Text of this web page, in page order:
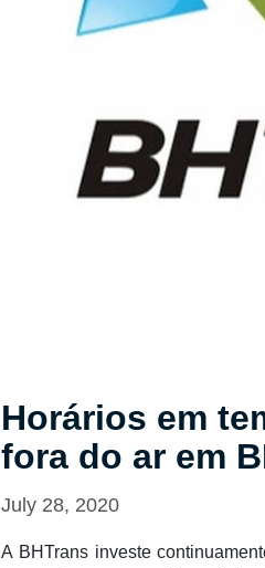
Horários em
fora do ar em
July 28, 2020
A BHTrans investe